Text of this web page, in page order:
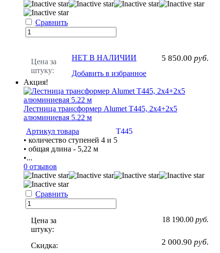
Сравнить
Цена за
штуку:
5 850.00 руб.
НЕТ В НАЛИЧИИ
Добавить в избранное
Акция!
Лестница трансформер Alumet Т445, 2х4+2х5
алюминиевая 5.22 м
Артикул товара
Т445
• количество ступеней 4 и 5
• общая длина - 5,22 м
•...
0 отзывов
Сравнить
Цена за
штуку:
18 190.00 руб.
Скидка: 2 000.90 руб.